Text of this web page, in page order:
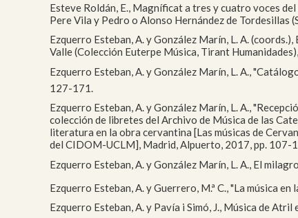
Esteve Roldán, E., Magníficat a tres y cuatro voces
Pere Vila y Pedro o Alonso Hernández de
Ezquerro Esteban, A. y González Marín, L. A.
Valle (Colección Euterpe Música, Tirant
Ezquerro Esteban, A. y González Marín, L. A.,
127-171.
Ezquerro Esteban, A. y González Marín, L. A.,
colección de libretes del Archivo de Música de las
literatura en la obra cervantina [Las músicas de
del CIDOM-UCLM], Madrid, Alpuerto, 2017, pp. 107-
Ezquerro Esteban, A. y González Marín, L. A., El
Ezquerro Esteban, A. y Guerrero, M.ª C., "La música
Ezquerro Esteban, A. y Pavía i Simó, J., Música de